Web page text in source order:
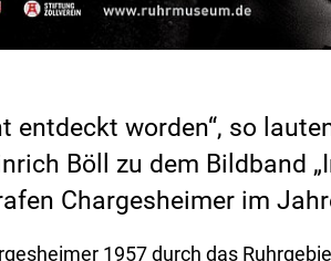
entdeckt worden“, so
Böll zu dem Bildband
Chargesheimer im
1957 durch das